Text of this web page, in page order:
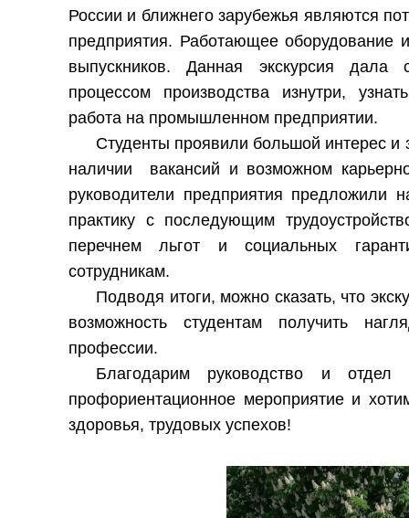
России и ближнего зарубежья являются
предприятия. Работающее оборудование
выпускников. Данная экскурсия дала
процессом производства изнутри,
работа на промышленном предприятии.
Студенты проявили большой интерес и
наличии вакансий и возможном
руководители предприятия предложили
практику с последующим
перечнем льгот и социальных
сотрудникам.
Подводя итоги, можно сказать, что
возможность студентам получить
профессии.
Благодарим руководство и
профориентационное мероприятие и
здоровья, трудовых успехов!